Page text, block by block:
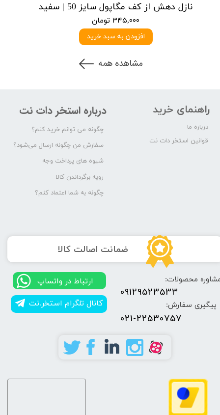
نازل دهش از کف مگاپول سایز 50 | سفید
۳۴۵,۰۰۰ تومان
افزودن به سبد خرید
مشاهده همه
راهنمای خرید درباره استخر دات نت
درباره ما
قوانین استخر دات نت
چگونه می توانم خرید کنم؟
سفارش من چگونه ارسال می‌شود؟
شیوه های پرداخت وجه
رویه برگرداندن کالا
چگونه به شما اعتماد کنم؟
پیگیری سفارش:
021-22530757
کانال تلگرام استخر.نت
محصولات:
09129523533
​​ارتباط در واتساپ
​ضمانت اصالت کالا